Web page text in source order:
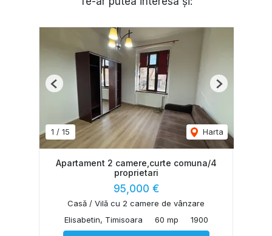
1 / 15 Harta
Previous Next
Apartament 2 camere,curte comuna/4
proprietari
95,000 €
Casă / Vilă cu 2 camere de vânzare
Elisabetin, Timisoara
60 mp 1900